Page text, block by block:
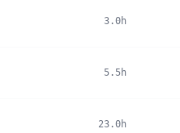
3.0h
5.5h
23.0h